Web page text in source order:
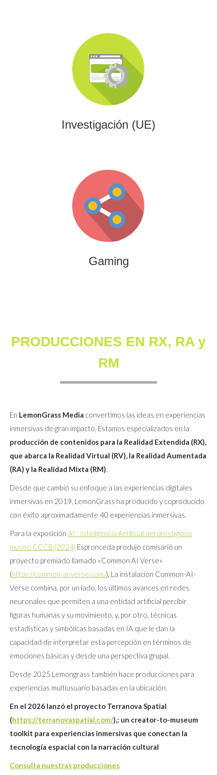
Investigación (UE)
Investigación (UE)
Impulsamos proyectos de I+D+i alineados con programas
europeos, conectando innovación tecnológica con
financiación estratégica.
Gaming
Gaming
Desarrollamos experiencias interactivas y videojuegos
que combinan entretenimiento, innovación y engagement
para marcas y audiencias.
PRODUCCIONES EN RX, RA y
RM
En LemonGrass Media convertimos las ideas en experiencias
inmersivas de gran impacto. Estamos especializados en la
producción de contenidos para la Realidad Extendida (RX),
que abarca la Realidad Virtual (RV), la Realidad Aumentada
(RA) y la Realidad Mixta (RM).
Desde que cambió su enfoque a las experiencias digitales
inmersivas en 2019, LemonGrass ha producido y coproducido
con éxito aproximadamente 40 experiencias inmersivas.
Para la exposición AI : Inteligencia Artificial del prestigioso
museo CCCB (2024) Espronceda produjo comisarió un
proyecto premiado llamado «Common AI Verse»
(https://common-ai-verse.com/), La instalación Common-AI-
Verse combina, por un lado, los últimos avances en redes
neuronales que permiten a una entidad artificial percibir
figuras humanas y su movimiento, y, por otro, técnicas
estadísticas y simbólicas basadas en IA que le dan la
capacidad de interpretar esta percepción en términos de
emociones básicas y desde una perspectiva grupal.
Desde 2025 Lemongrass también hace producciones para
experiencias multiusuario basadas en la ubicación.
En el 2026 lanzó el proyecto Terranova Spatial
(https://terranovaspatial.com/),: un creator-to-museum
toolkit para experiencias inmersivas que conectan la
tecnología espacial con la narración cultural
Consulta nuestras producciones